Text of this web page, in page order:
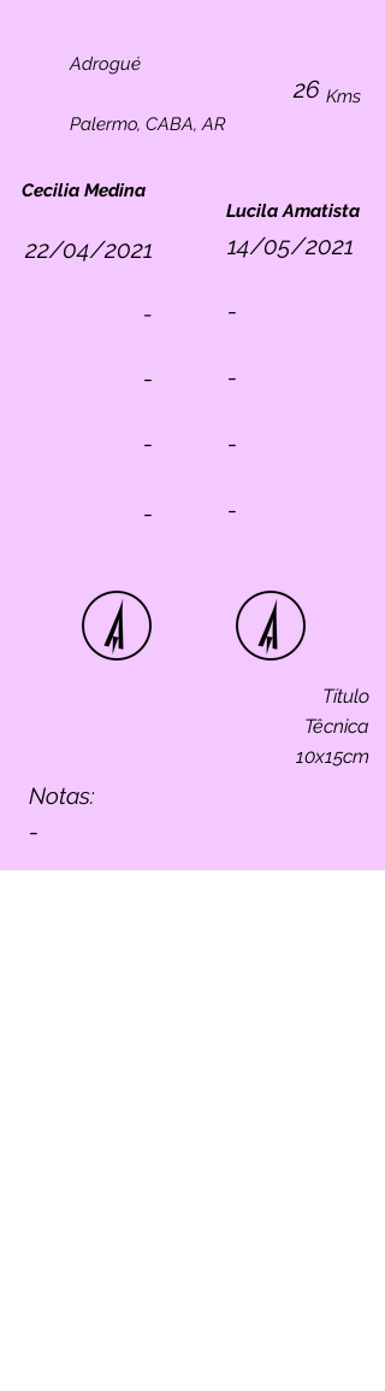
Adrogué
Palermo, CABA, AR
Kms
26
Lucila Amatista
Cecilia Medina
22/04/2021 14/05/2021
- -
- -
- -
- -
Título
Têcnica
10x15cm
Notas:
-